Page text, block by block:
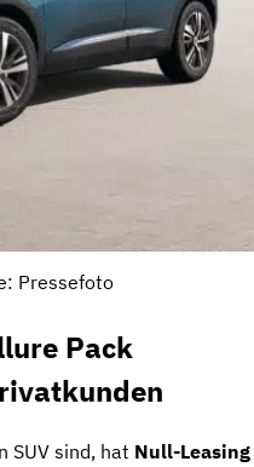
Pressefoto
Pack
SUV sind, hat Null-Leasing